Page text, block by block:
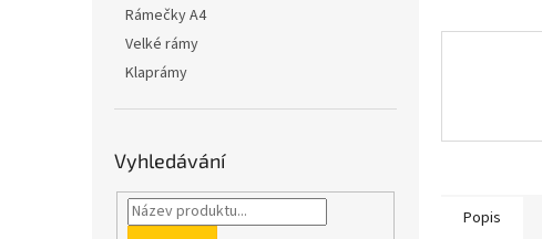
Rámečky A4
Velké rámy
Klaprámy
Vyhledávání
Popis